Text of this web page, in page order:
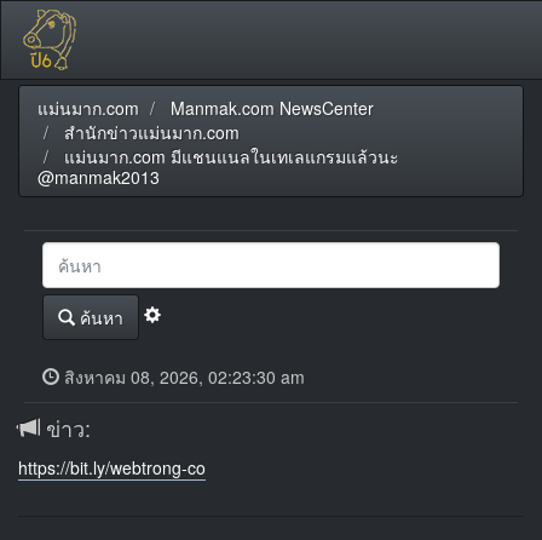
แม่นมาก.com
Manmak.com NewsCenter
สำนักข่าวแม่นมาก.com
แม่นมาก.com มีแชนแนลในเทเลแกรมแล้วนะ
@manmak2013
ค้นหา
สิงหาคม 08, 2026, 02:23:30 am
ข่าว:
https://bit.ly/webtrong-co